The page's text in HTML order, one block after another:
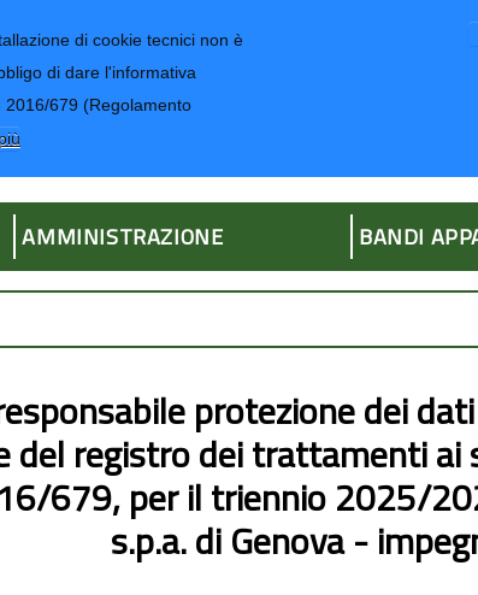
di cookie tecnici non è
di dare l'informativa
679 (Regolamento
AMMINISTRAZIONE BANDI
protezione dei
del registro dei trattamenti ai
679, per il triennio 2025/
s.p.a. di Genova -